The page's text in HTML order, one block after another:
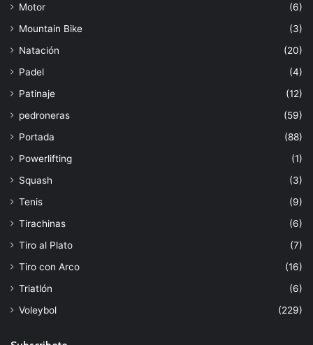
Motor
(6)
Mountain Bike
(3)
Natación
(20)
Padel
(4)
Patinaje
(12)
pedroneras
(59)
Portada
(88)
Powerlifting
(1)
Squash
(3)
Tenis
(9)
Tirachinas
(6)
Tiro al Plato
(7)
Tiro con Arco
(16)
Triatlón
(6)
Voleybol
(229)